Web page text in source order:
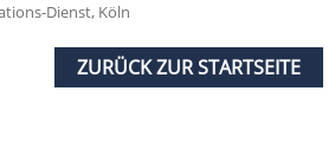
Dienst, Köln
ZURÜCK ZUR STARTSEITE